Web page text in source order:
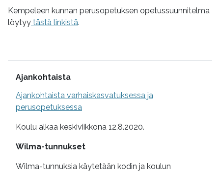
Kempeleen kunnan perusopetuksen opetussuunnitelma
löytyy tästä linkistä.
Lisätietoa
Ajankohtaista
Ajankohtaista varhaiskasvatuksessa ja
perusopetuksessa
Koulu alkaa keskiviikkona 12.8.2020.
Wilma-tunnukset
Wilma-tunnuksia käytetään kodin ja koulun